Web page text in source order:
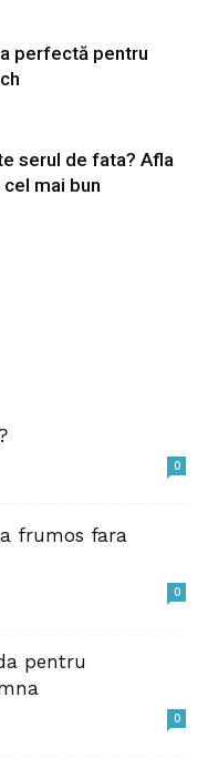
perfectă pentru
serul de fata? Afla
mai bun
0
frumos fara
0
pentru
0